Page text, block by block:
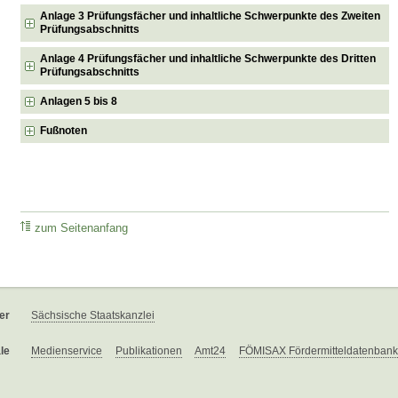
Anlage 3 Prüfungsfächer und inhaltliche Schwerpunkte des Zweiten
Prüfungsabschnitts
Anlage 4 Prüfungsfächer und inhaltliche Schwerpunkte des Dritten
Prüfungsabschnitts
Anlagen 5 bis 8
Fußnoten
zum Seitenanfang
Sächsische Staatskanzlei
Medienservice Publikationen Amt24 FÖMISAX Fördermitteldatenbank